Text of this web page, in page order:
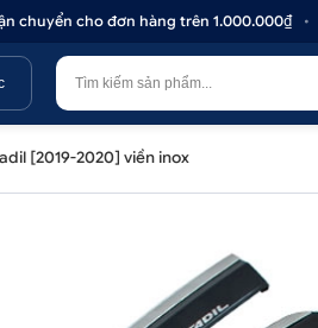
cho đơn hàng trên 1.000.000₫ •
[2019-2020] viền inox